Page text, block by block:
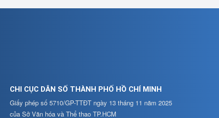
CHI CỤC DÂN SỐ THÀNH PHỐ HỒ CHÍ MINH
Giấy phép số 5710/GP-TTĐT ngày 13 tháng 11 năm 2025
của Sở Văn hóa và Thể thao TP.HCM